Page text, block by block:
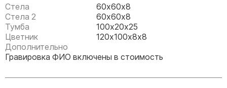
Памятники вертикальные
Памятники врачу
Памятники горизонтальные
Памятники индивидуальные
Памятники книга
Стела
60х60х8
Стела 2
60х60х8
Тумба
100х20х25
Цветник
120х100х8х8
Дополнительно
Гравировка ФИО включены в стоимость